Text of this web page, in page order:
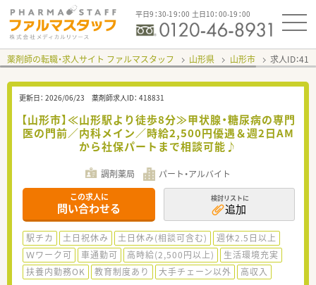
平日9：30-19：00 土日10：00-19：00
薬剤師の転職・求人サイト ファルマスタッフ 山形県 山形市 求人ID：
更新日： 2026/06/23 薬剤師求人ID： 418831
【山形市】≪山形駅より徒歩8分≫甲状腺・糖尿病の専門
医の門前／内科メイン／時給2,500円優遇＆週2日AM
から社保パートまで相談可能♪
調剤薬局 パート・アルバイト
この求人に
問い合わせる
検討リストに
追加
駅チカ 土日祝休み 土日休み(相談可含む)
週休2.5日以上
Ｗワーク可
車通勤可 高時給(2,500円以上)
生活環境充実
扶養内勤務OK
教育制度あり 大手チェーン以外 高収入